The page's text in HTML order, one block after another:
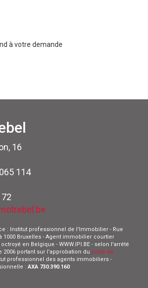
à votre demande
16
114
: Institut professionnel de l'Immobilier - Rue
1000 Bruxelles - Agent immobilier courtier
en Belgique - WWW.IPI.BE - selon l'arrêté
2006 portant sur l'approbation du code de
professionnel des agents immobiliers -
:AXA 730.390.160